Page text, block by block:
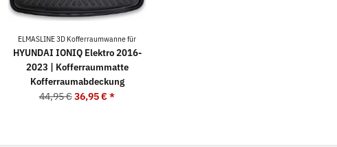
ELMASLINE 3D Kofferraumwanne für
HYUNDAI IONIQ Elektro 2016-
2023 | Kofferraummatte
Kofferraumabdeckung
44,95 € 36,95 €*